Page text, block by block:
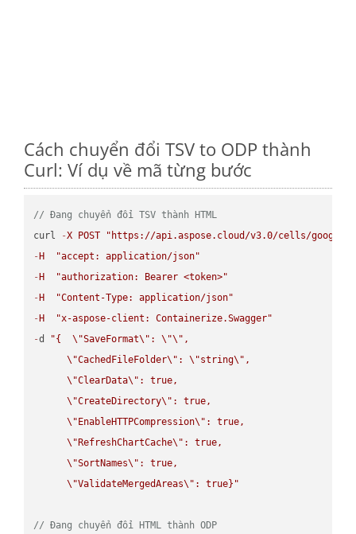
Cách chuyển đổi TSV to ODP thành
Curl: Ví dụ về mã từng bước
// Đang chuyển đổi TSV thành HTML
curl
-X POST
"https://api.aspose.cloud/v3.0/cells/
- H
"accept: application/json"
- H
"authorization: Bearer <token>"
- H
"Content-Type: application/json"
- H
"x-aspose-client: Containerize.Swagger"
-d "{ \"SaveFormat\" : \"\" ,
\"CachedFileFolder\" : \"string\" ,
\"ClearData\" : true,
\"CreateDirectory\" : true,
\" EnableHTTPCompression\" : true,
\" RefreshChartCache\" : true,
\"SortNames\" : true,
\"ValidateMergedAreas\" : true}"
// Đang chuyển đổi HTML thành ODP